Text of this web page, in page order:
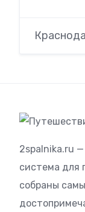
2spalnika.ru
система для
собраны